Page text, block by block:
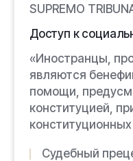
SUPREMO
Доступ к
«Иностранцы,
являются
помощи,
конституцией,
Судебный